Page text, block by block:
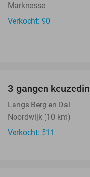
Marknesse
Verkocht: 90
3-gangen
Langs Berg en Dal
Noordwijk (10 km)
Verkocht: 511